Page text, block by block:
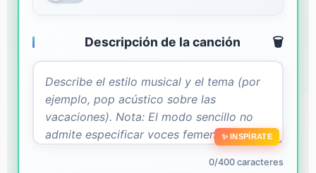
Descripción de la canción 🗑️
✨ INSPÍRATE
0/400 caracteres